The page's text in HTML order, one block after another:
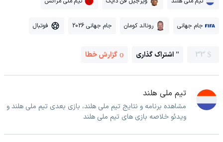
جام جهانی رونالد کومان جام جهانی 2026 فوتبال
33 اشتراک گذاری گزارش خطا
تیم ملی هلند
مشاهده برنامه و نتایج تیم ملی هلند، بازی بعدی تیم ملی هلند و
ویدئو خلاصه بازی های تیم ملی هلند